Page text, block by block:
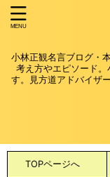
小林正観名言ブログ・
考え方やエピソード
す。見方道アドバイザ
TOPページへ